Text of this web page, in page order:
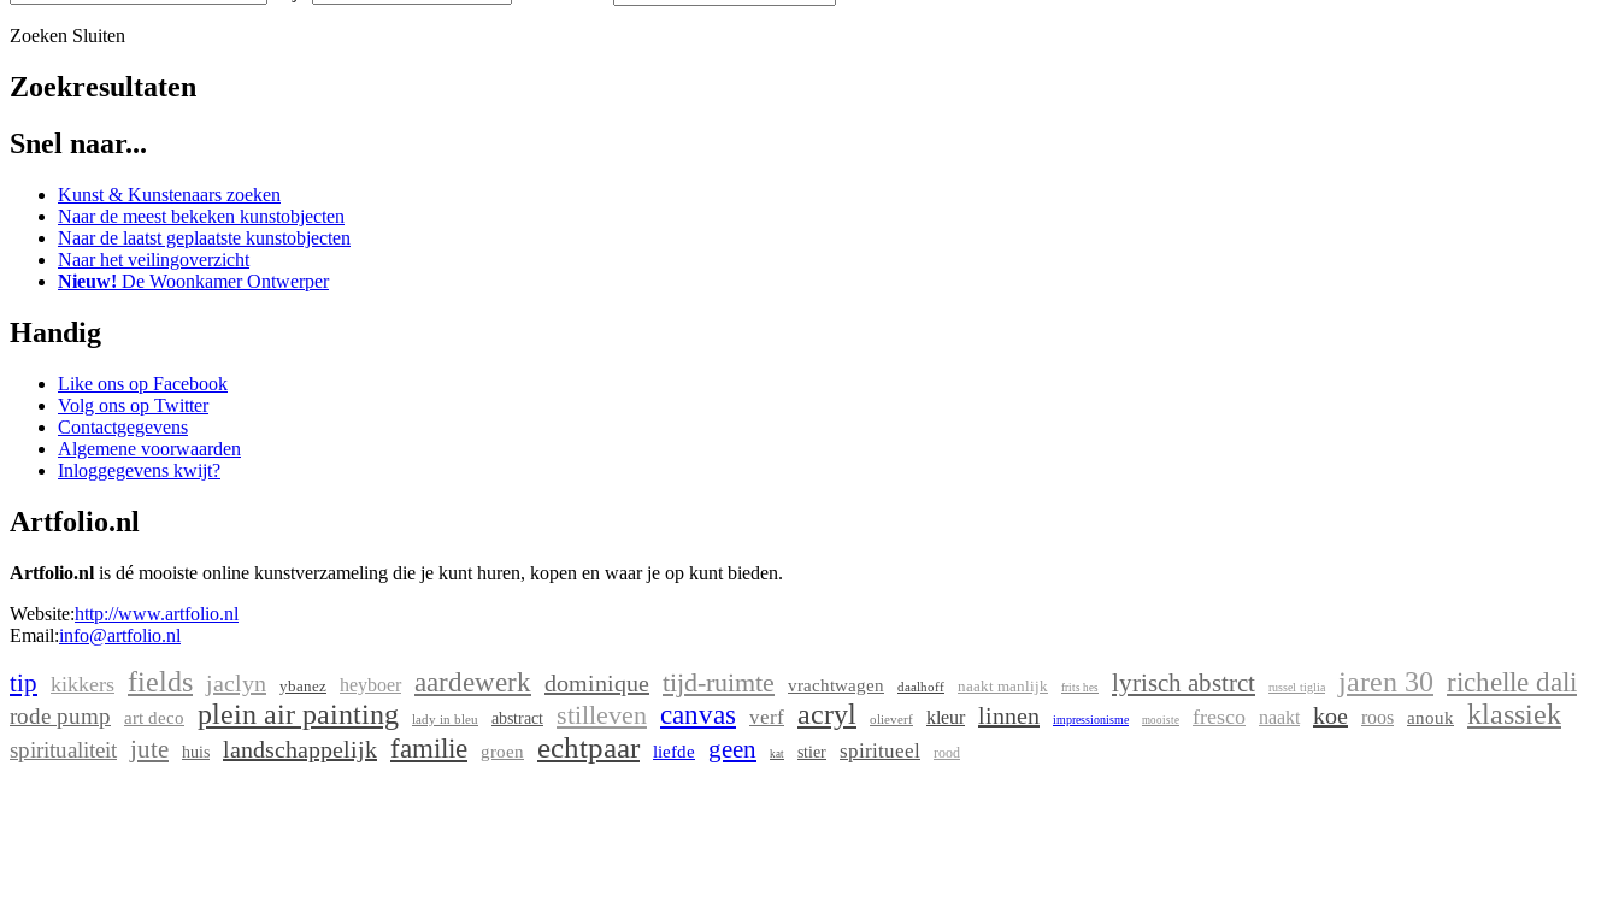
Zoeken Sluiten
Zoekresultaten
Snel naar...
Kunst & Kunstenaars zoeken
Naar de meest bekeken kunstobjecten
Naar de laatst geplaatste kunstobjecten
Naar het veilingoverzicht
Nieuw! De Woonkamer Ontwerper
Handig
Like ons op Facebook
Volg ons op Twitter
Contactgegevens
Algemene voorwaarden
Inloggegevens kwijt?
Artfolio.nl
Artfolio.nl is dé mooiste online kunstverzameling die je kunt huren, kopen en waar je op kunt bieden.
Website:http://www.artfolio.nl
Email:info@artfolio.nl
tip kikkers fields jaclyn ybanez heyboer aardewerk dominique tijd-ruimte vrachtwagen daalhoff naakt manlijk frits hes lyrisch abstrct russel tiglia jaren 30 richelle dali
rode pump art deco plein air painting lady in bleu abstract stilleven canvas verf acryl olieverf kleur linnen impressionisme mooiste fresco naakt koe roos anouk klassiek
spiritualiteit jute huis landschappelijk familie groen echtpaar liefde geen kat stier spiritueel rood